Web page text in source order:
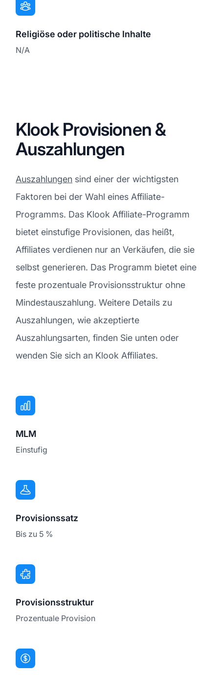
Religiöse oder politische Inhalte
N/A
Klook Provisionen &
Auszahlungen
Auszahlungen sind einer der wichtigsten
Faktoren bei der Wahl eines Affiliate-
Programms. Das Klook Affiliate-Programm
bietet einstufige Provisionen, das heißt,
Affiliates verdienen nur an Verkäufen, die sie
selbst generieren. Das Programm bietet eine
feste prozentuale Provisionsstruktur ohne
Mindestauszahlung. Weitere Details zu
Auszahlungen, wie akzeptierte
Auszahlungsarten, finden Sie unten oder
wenden Sie sich an Klook Affiliates.
MLM
Einstufig
Provisionssatz
Bis zu 5 %
Provisionsstruktur
Prozentuale Provision